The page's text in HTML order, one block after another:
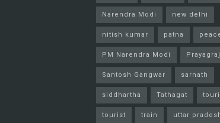
Narendra Modi new delhi
nitish kumar patna
PM Narendra Modi Prayagraj
Santosh Gangwar sarnath
siddhartha Tathagat
tourist train uttar